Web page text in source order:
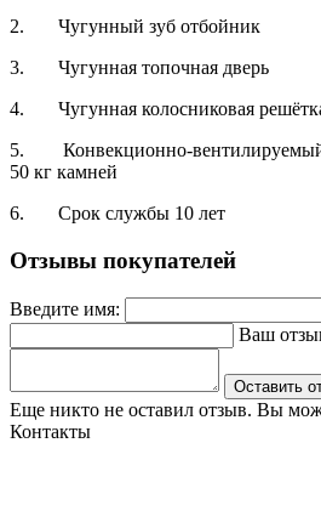
2. Чугунный зуб отбойник
3. Чугунная топочная дверь
4. Чугунная колосниковая
5. Конвекционно-
50 кг камней
6. Срок службы 10 лет
Отзывы покупателей
Введите имя:
Ваш
Оставить
Еще никто не оставил отзыв. Вы
Контакты